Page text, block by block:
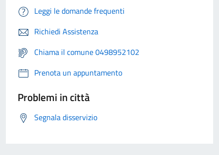
Leggi le domande frequenti
Richiedi Assistenza
Chiama il comune 0498952102
Prenota un appuntamento
Problemi in città
Segnala disservizio